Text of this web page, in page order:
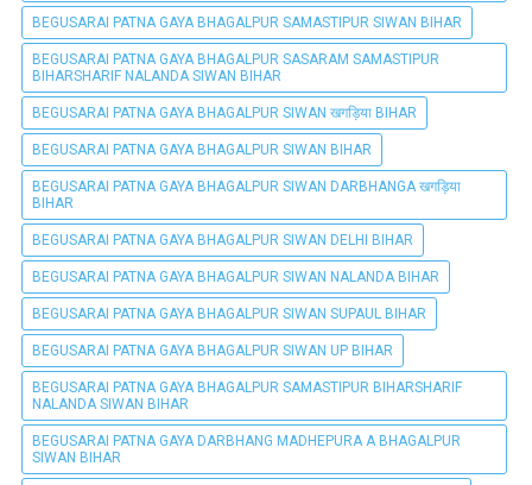
BEGUSARAI PATNA GAYA BHAGALPUR SAMASTIPUR SIWAN BIHAR
BEGUSARAI PATNA GAYA BHAGALPUR SASARAM SAMASTIPUR
BIHARSHARIF NALANDA SIWAN BIHAR
BEGUSARAI PATNA GAYA BHAGALPUR SIWAN खगड़िया BIHAR
BEGUSARAI PATNA GAYA BHAGALPUR SIWAN BIHAR
BEGUSARAI PATNA GAYA BHAGALPUR SIWAN DARBHANGA खगड़िया
BIHAR
BEGUSARAI PATNA GAYA BHAGALPUR SIWAN DELHI BIHAR
BEGUSARAI PATNA GAYA BHAGALPUR SIWAN NALANDA BIHAR
BEGUSARAI PATNA GAYA BHAGALPUR SIWAN SUPAUL BIHAR
BEGUSARAI PATNA GAYA BHAGALPUR SIWAN UP BIHAR
BEGUSARAI PATNA GAYA BHAGALPUR SAMASTIPUR BIHARSHARIF
NALANDA SIWAN BIHAR
BEGUSARAI PATNA GAYA DARBHANG MADHEPURA A BHAGALPUR
SIWAN BIHAR